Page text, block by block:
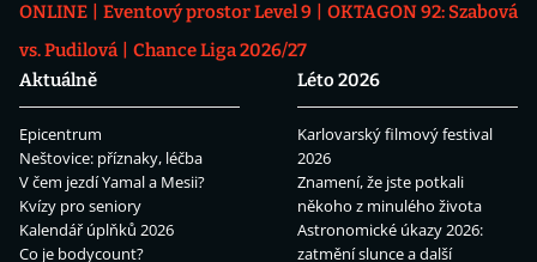
ONLINE
Eventový prostor Level 9
OKTAGON 92: Szabová
vs. Pudilová
Chance Liga 2026/27
Aktuálně
Epicentrum
Neštovice: příznaky, léčba
V čem jezdí Yamal a Mesii?
Kvízy pro seniory
Kalendář úplňků 2026
Co je bodycount?
Léto 2026
Karlovarský filmový festival
2026
Znamení, že jste potkali
někoho z minulého života
Astronomické úkazy 2026:
zatmění slunce a další